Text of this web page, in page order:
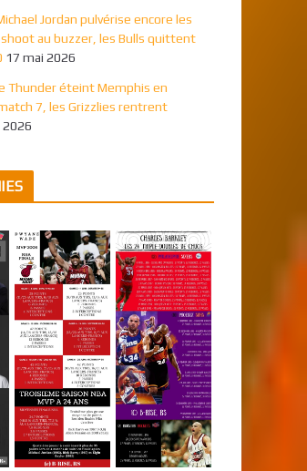
Jordan pulvérise encore les
shoot au buzzer, les Bulls quittent
17 mai 2026
Thunder éteint Memphis en
7, les Grizzlies rentrent
2026